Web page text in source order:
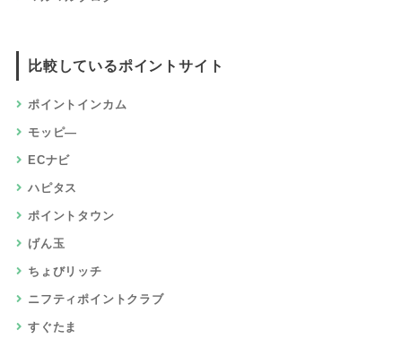
比較しているポイントサイト
ポイントインカム
モッピ―
ECナビ
ハピタス
ポイントタウン
げん玉
ちょびリッチ
ニフティポイントクラブ
すぐたま